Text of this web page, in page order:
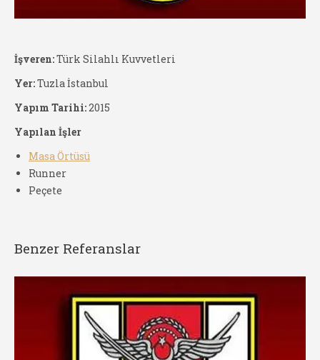
İşveren:Türk Silahlı Kuvvetleri
Yer:Tuzla İstanbul
Yapım Tarihi:2015
Yapılan İşler
Masa Örtüsü
Runner
Peçete
Benzer Referanslar